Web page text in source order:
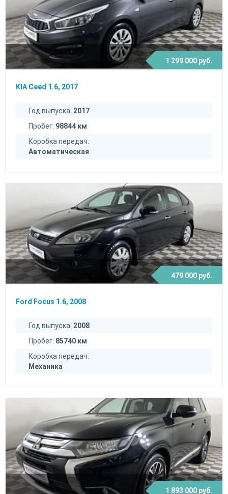
1 299 000 руб.
KIA Ceed 1.6, 2017
Год выпуска: 2017
Пробег: 98844 км
Коробка передач:
Автоматическая
479 000 руб.
Ford Focus 1.6, 2008
Год выпуска: 2008
Пробег: 85740 км
Коробка передач:
Механика
1 893 000 руб.